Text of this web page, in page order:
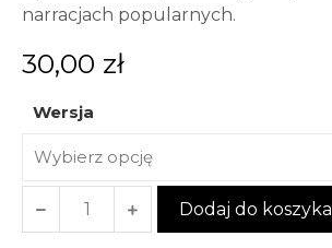
narracjach popularnych.
30,00 zł
Wersja
Dodaj do koszyka